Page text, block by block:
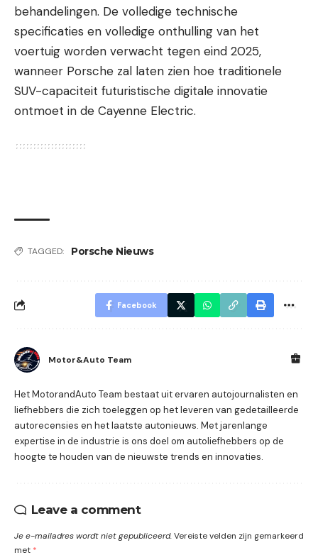
behandelingen. De volledige technische
specificaties en volledige onthulling van het
voertuig worden verwacht tegen eind 2025,
wanneer Porsche zal laten zien hoe traditionele
SUV-capaciteit futuristische digitale innovatie
ontmoet in de Cayenne Electric.
TAGGED: Porsche Nieuws
Facebook
Motor&Auto Team
Het MotorandAuto Team bestaat uit ervaren autojournalisten en
liefhebbers die zich toeleggen op het leveren van gedetailleerde
autorecensies en het laatste autonieuws. Met jarenlange
expertise in de industrie is ons doel om autoliefhebbers op de
hoogte te houden van de nieuwste trends en innovaties.
Leave a comment
Je e-mailadres wordt niet gepubliceerd.Vereiste velden zijn gemarkeerd
met *